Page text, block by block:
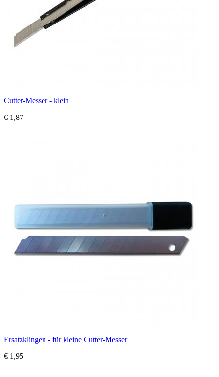
Cutter-Messer - klein
€ 1,87
Ersatzklingen - für kleine Cutter-Messer
€ 1,95